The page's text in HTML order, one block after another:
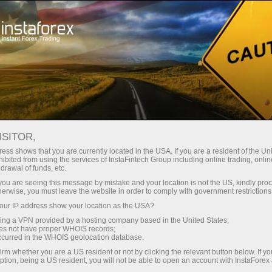
Hisob-varag'ini tez ochish Savdo platformasi
Endi ish
uchun
Investorlar uchun Hamkorlar uchun
новости
varag‘ini ochish
shows that you are currently located in the USA. If you are a resident of the
from using the services of InstaFintech Group including online trading,
of funds, etc.
are seeing this message by mistake and your location is not the US, kindly
you must leave the website in order to comply with government
IP address show your location as the USA?
a VPN provided by a hosting company based in the United States;
not have proper WHOIS records;
in the WHOIS geolocation database.
whether you are a US resident or not by clicking the relevant button below. If
being a US resident, you will not be able to open an account with InstaForex